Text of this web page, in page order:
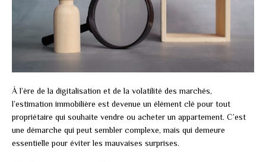
À l’ère de la digitalisation et de la volatilité des marchés,
l’estimation immobilière est devenue un élément clé pour tout
propriétaire qui souhaite vendre ou acheter un appartement. C’est
une démarche qui peut sembler complexe, mais qui demeure
essentielle pour éviter les mauvaises surprises.